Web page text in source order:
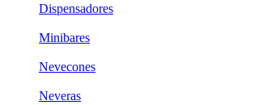
Dispensadores
Minibares
Nevecones
Neveras